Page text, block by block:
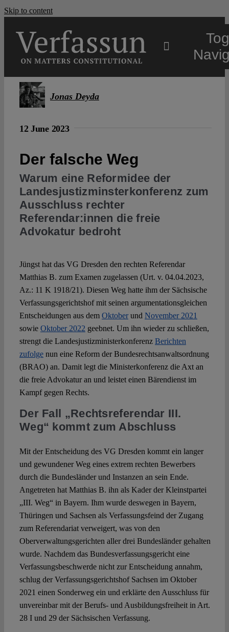
Skip to content
Projects
Open Access
Authors
Jonas Deyda
12 June 2023
Der falsche Weg
Warum eine Reformidee der
Landesjustizminsterkonferenz zum
Ausschluss rechter
Referendar:innen die freie
Advokatur bedroht
Jüngst hat das VG Dresden den rechten Referendar
Matthias B. zum Examen zugelassen (Urt. v. 04.04.2023,
Az.: 11 K 1918/21). Diesen Weg hatte ihm der Sächsische
Verfassungsgerichtshof mit seinen argumentationsgleichen
Entscheidungen aus dem Oktoberund November 2021
sowie Oktober 2022 geebnet. Um ihn wieder zu schließen,
strengt die Landesjustizministerkonferenz Berichten
zufolgenun eine Reform der Bundesrechtsanwaltsordnung
(BRAO) an. Damit legt die Ministerkonferenz die Axt an
die freie Advokatur an und leistet einen Bärendienst im
Kampf gegen Rechts.
Der Fall „Rechtsreferendar III.
Weg“ kommt zum Abschluss
Mit der Entscheidung des VG Dresden kommt ein langer
und gewundener Weg eines extrem rechten Bewerbers
durch die Bundesländer und Instanzen an sein Ende.
Angetreten hat Matthias B. ihn als Kader der Kleinstpartei
„III. Weg“ in Bayern. Ihm wurde deswegen in Bayern,
Thüringen und Sachsen als Verfassungsfeind der Zugang
zum Referendariat verweigert, was von den
Oberverwaltungsgerichten aller drei Bundesländer gehalten
wurde. Nachdem das Bundesverfassungsgericht eine
Verfassungsbeschwerde nicht zur Entscheidung annahm,
schlug der Verfassungsgerichtshof Sachsen im Oktober
2021 einen Sonderweg ein und erklärte den Ausschluss für
unvereinbar mit der Berufs- und Ausbildungsfreiheit in Art.
28 I und 29 der Sächsischen Verfassung.